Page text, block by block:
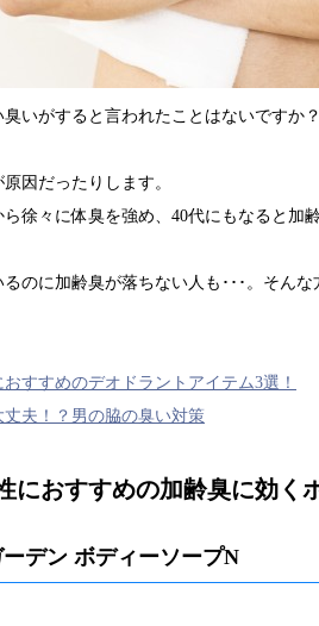
いがすると言われたことはないですか？
原因だったりします。
徐々に体臭を強め、40代にもなると加
のに加齢臭が落ちない人も･･･。そん
すすめのデオドラントアイテム3選！
丈夫！？男の脇の臭い対策
におすすめの加齢臭に効く
デン ボディーソープN